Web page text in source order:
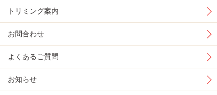
トリミング案内
お問合わせ
よくあるご質問
お知らせ